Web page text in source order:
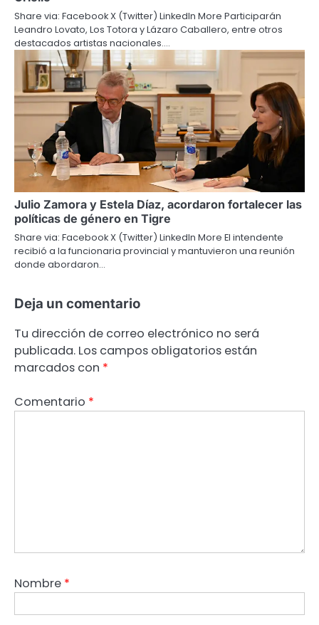
Share via: Facebook X (Twitter) LinkedIn More Participarán
Leandro Lovato, Los Totora y Lázaro Caballero, entre otros
destacados artistas nacionales.…
Julio Zamora y Estela Díaz, acordaron fortalecer las
políticas de género en Tigre
Share via: Facebook X (Twitter) LinkedIn More El intendente
recibió a la funcionaria provincial y mantuvieron una reunión
donde abordaron…
Deja un comentario
Tu dirección de correo electrónico no será
publicada. Los campos obligatorios están
marcados con *
Comentario *
Nombre *